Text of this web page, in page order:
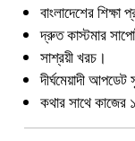
বাংলাদেশের শিক্ষা
দ্রুত কাস্টমার
সাশ্রয়ী খরচ।
দীর্ঘমেয়াদী আপডেট
কথার সাথে